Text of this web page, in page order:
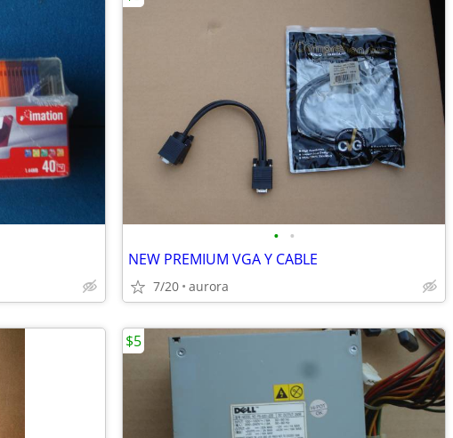
• •
NEW PREMIUM VGA Y CABLE
7/20 aurora
$5